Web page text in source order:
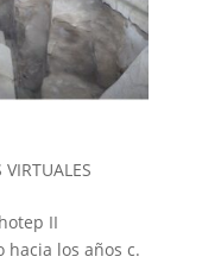
VIRTUALES
II
los años c.